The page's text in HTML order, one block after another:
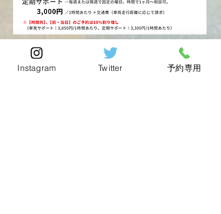
Instagram Twitter 予約専用